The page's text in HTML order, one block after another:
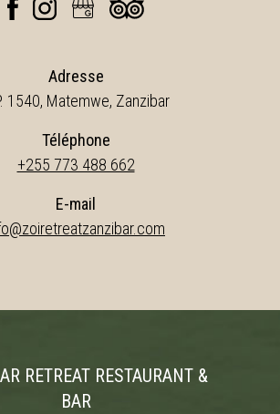
Adresse
1540, Matemwe, Zanzibar
Téléphone
+255 773 488 662
E-mail
RETREAT RESTAURANT &
BAR